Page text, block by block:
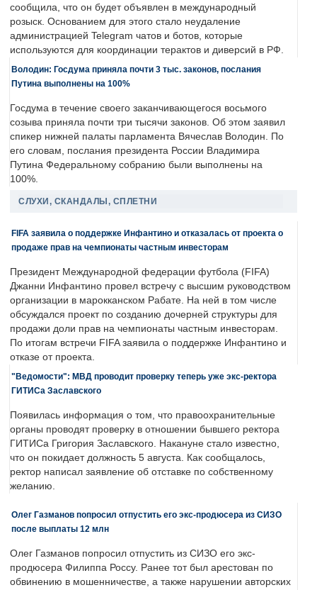
сообщила, что он будет объявлен в международный
розыск. Основанием для этого стало неудаление
администрацией Telegram чатов и ботов, которые
используются для координации терактов и диверсий в РФ.
Володин: Госдума приняла почти 3 тыс. законов, послания
Путина выполнены на 100%
Госдума в течение своего заканчивающегося восьмого
созыва приняла почти три тысячи законов. Об этом заявил
спикер нижней палаты парламента Вячеслав Володин. По
его словам, послания президента России Владимира
Путина Федеральному собранию были выполнены на
100%.
СЛУХИ, СКАНДАЛЫ, СПЛЕТНИ
FIFA заявила о поддержке Инфантино и отказалась от проекта о
продаже прав на чемпионаты частным инвесторам
Президент Международной федерации футбола (FIFA)
Джанни Инфантино провел встречу с высшим руководством
организации в марокканском Рабате. На ней в том числе
обсуждался проект по созданию дочерней структуры для
продажи доли прав на чемпионаты частным инвесторам.
По итогам встречи FIFA заявила о поддержке Инфантино и
отказе от проекта.
"Ведомости": МВД проводит проверку теперь уже экс-ректора
ГИТИСа Заславского
Появилась информация о том, что правоохранительные
органы проводят проверку в отношении бывшего ректора
ГИТИСа Григория Заславского. Накануне стало известно,
что он покидает должность 5 августа. Как сообщалось,
ректор написал заявление об отставке по собственному
желанию.
Олег Газманов попросил отпустить его экс-продюсера из СИЗО
после выплаты 12 млн
Олег Газманов попросил отпустить из СИЗО его экс-
продюсера Филиппа Россу. Ранее тот был арестован по
обвинению в мошенничестве, а также нарушении авторских